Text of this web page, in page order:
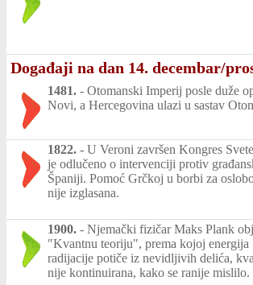
Događaji na dan 14. decembar/
1481. - Otomanski Imperij posle duže
Novi, a Hercegovina ulazi u sastav
1822. - U Veroni završen Kongres
je odlučeno o intervenciji protiv
Španiji. Pomoć Grčkoj u borbi za
nije izglasana.
1900. - Njemački fizičar Maks Plank
"Kvantnu teoriju", prema kojoj energija
radijacije potiče iz nevidljivih delića,
nije kontinuirana, kako se ranije mislilo.